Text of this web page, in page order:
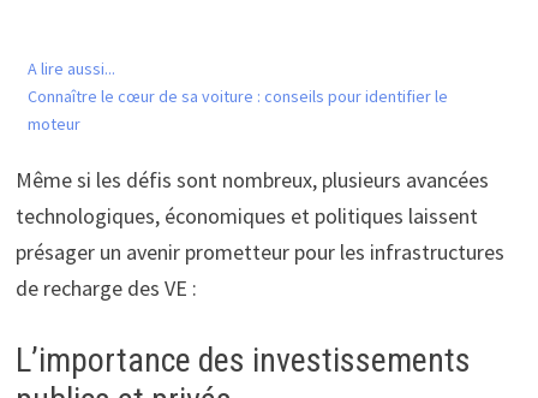
A lire aussi...
Connaître le cœur de sa voiture : conseils pour identifier le
moteur
Même si les défis sont nombreux, plusieurs avancées
technologiques, économiques et politiques laissent
présager un avenir prometteur pour les infrastructures
de recharge des VE :
L’importance des investissements